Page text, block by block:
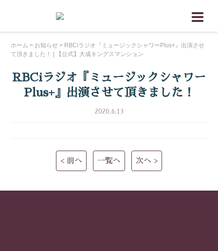
ホーム > お知らせ > RBCiラジオ『ミュージックシャワーPlus+』出演させ
て頂きました！ | 【公式】大成キングスマンション
RBCiラジオ『ミュージックシャワー
Plus+』出演させて頂きました！
2020.6.13
< 前へ 一覧へ 次へ >